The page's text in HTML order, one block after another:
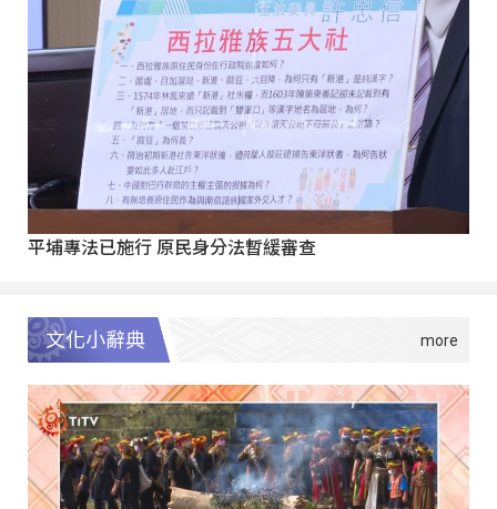
平埔專法已施行 原民身分法暫緩審查
文化小辭典